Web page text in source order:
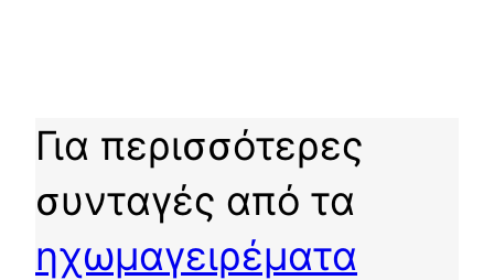
Για περισσότερες
συνταγές από τα
ηχωμαγειρέματα